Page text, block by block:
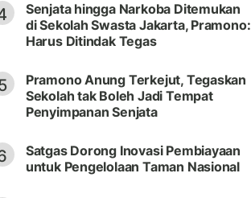
Senjata hingga Narkoba Ditemukan
di Sekolah Swasta Jakarta, Pramono:
Harus Ditindak Tegas
Pramono Anung Terkejut, Tegaskan
Sekolah tak Boleh Jadi Tempat
Penyimpanan Senjata
Satgas Dorong Inovasi Pembiayaan
untuk Pengelolaan Taman Nasional